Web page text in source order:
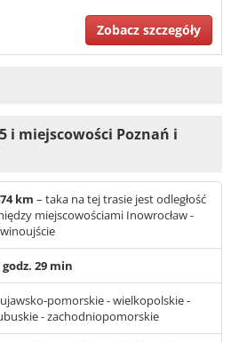
Zobacz szczegóły
i miejscowości Poznań i
km – taka na tej trasie jest odległość
miejscowościami Inowrocław -
godz. 29 min
pomorskie - wielkopolskie -
- zachodniopomorskie